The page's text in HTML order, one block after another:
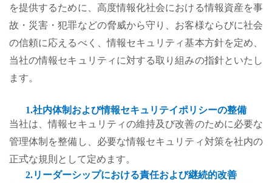
を提供するために、高度情報化社会における情報資産を事
故・災害・犯罪などの脅威から守り、お客様ならびに社会
の信頼に応えるべく、情報セキュリティ基本方針を定め、
当社の情報セキュリティに対する取り組みの指針といたし
ます。
1.社内体制および情報セキュリテイポリシーの整備
当社は、情報セキュリティの維持及び改善のために必要な
管理体制を整備し、必要な情報セキュリティ対策を社内の
正式な規則として定めます。
2.リーダーシップにおける責任および継続的改善